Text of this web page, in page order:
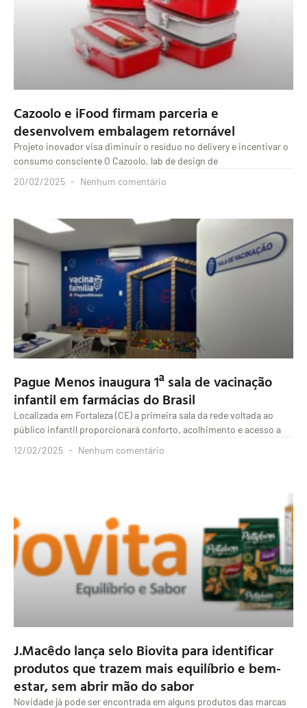
Cazoolo e iFood firmam parceria e
desenvolvem embalagem retornável
Projeto inovador visa diminuir o resíduo no delivery e incentivar o
consumo consciente O Cazoolo, lab de design de
20/02/2025
Nenhum comentário
Pague Menos inaugura 1ª sala de vacinação
infantil em farmácias do Brasil
Localizada em Fortaleza (CE) a primeira sala da rede voltada ao
público infantil proporcionará conforto, acolhimento e acesso a
12/02/2025
Nenhum comentário
J.Macêdo lança selo Biovita para identificar
produtos que trazem mais equilíbrio e bem-
estar, sem abrir mão do sabor
Novidade já pode ser encontrada em alguns produtos das marcas